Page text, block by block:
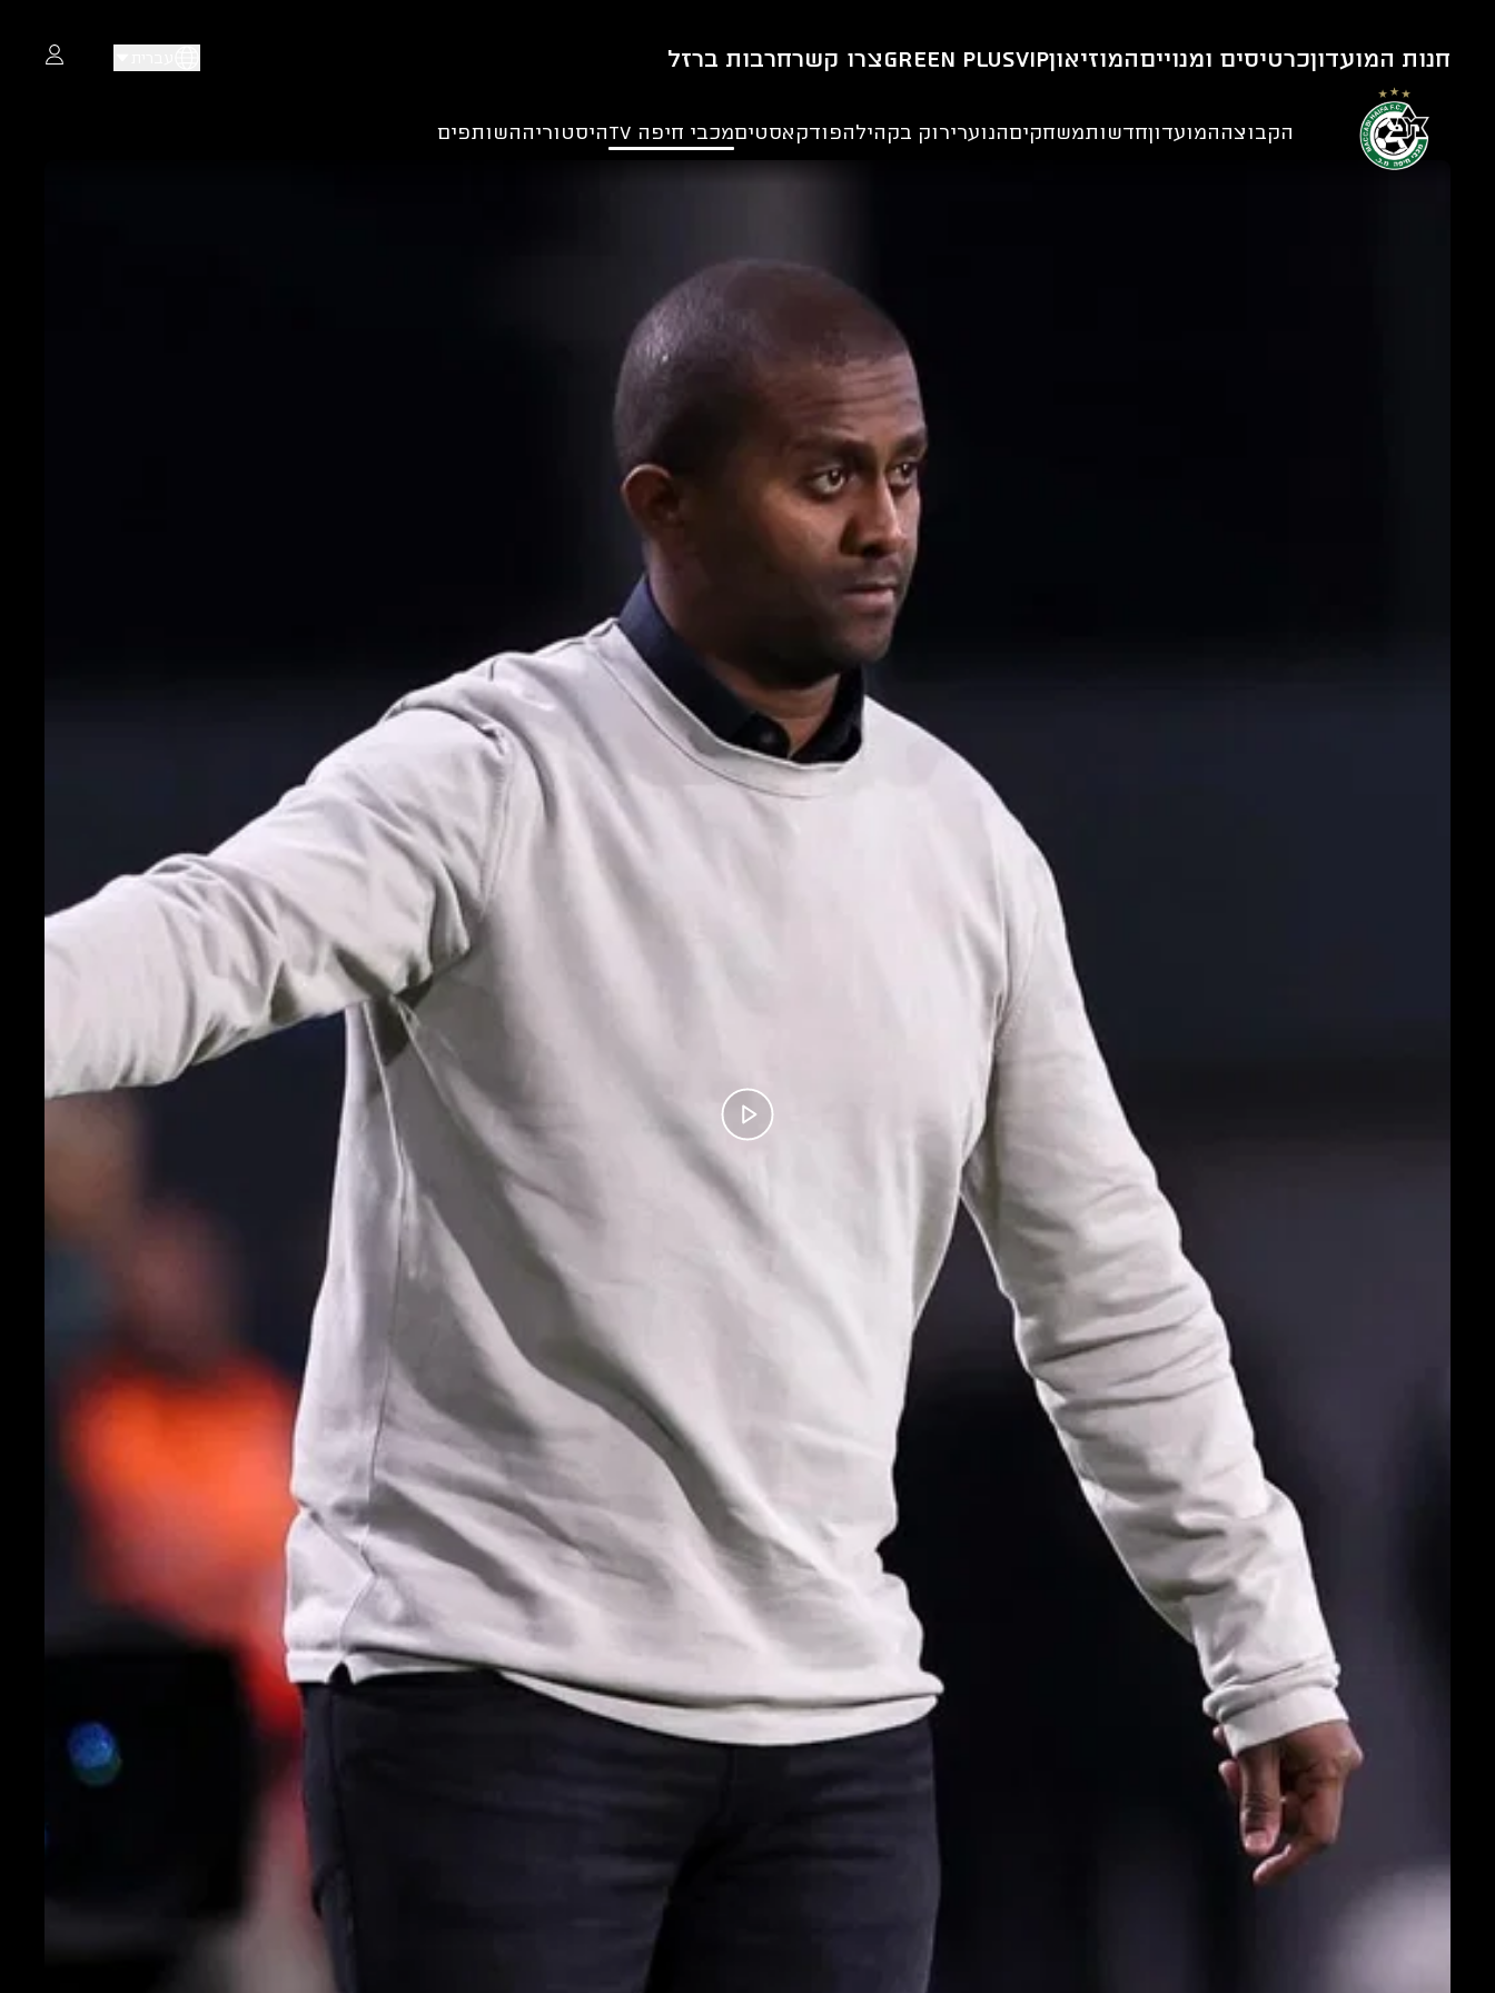
חנות המועדוןכרטיסים ומנוייםהמוזיאוןVIP
Green Plusצרו קשרחרבות ברזל
הקבוצההמועדוןחדשותמשחקיםהנוערירוק בקהילהפודקאסטיםמכבי חיפה TV היסטוריההשותפים